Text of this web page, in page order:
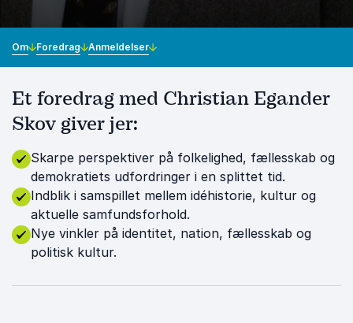
Om Foredrag Anmeldelser
Et foredrag med Christian Egander
Skov giver jer:
Skarpe perspektiver på folkelighed, fællesskab og
demokratiets udfordringer i en splittet tid.
Indblik i samspillet mellem idéhistorie, kultur og
aktuelle samfundsforhold.
Nye vinkler på identitet, nation, fællesskab og
politisk kultur.